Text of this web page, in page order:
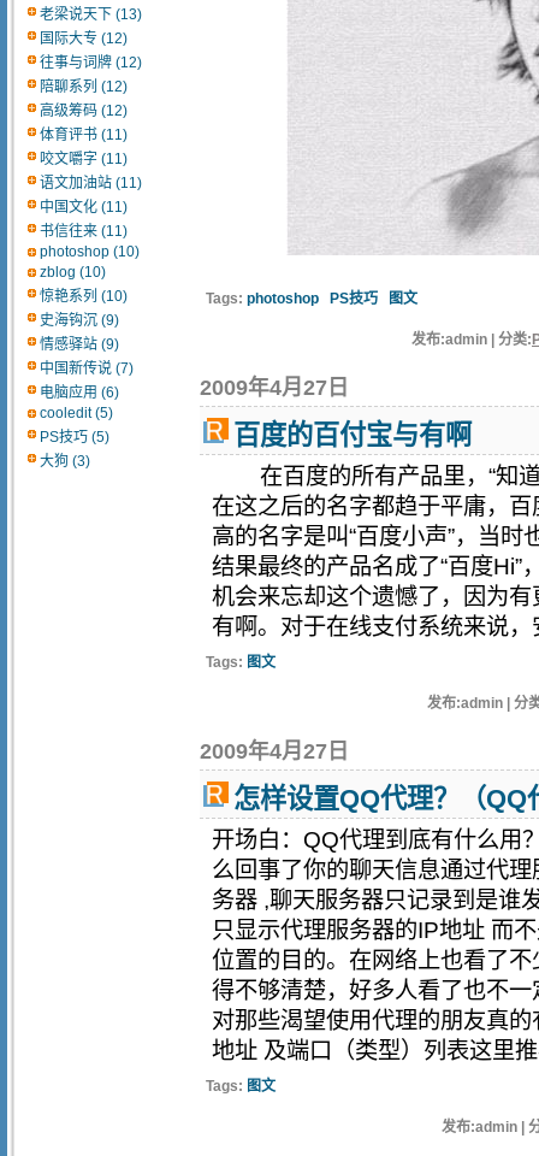
老梁说天下 (13)
国际大专 (12)
往事与词牌 (12)
陪聊系列 (12)
高级筹码 (12)
体育评书 (11)
咬文嚼字 (11)
语文加油站 (11)
中国文化 (11)
书信往来 (11)
photoshop (10)
zblog (10)
惊艳系列 (10)
史海钩沉 (9)
情感驿站 (9)
中国新传说 (7)
电脑应用 (6)
cooledit (5)
PS技巧 (5)
大狗 (3)
Tags: photoshop PS技巧 图文
发布:admin | 分类:
2009年4月27日
百度的百付宝与有啊
在百度的所有产品里，“知道
在这之后的名字都趋于平庸，
高的名字是叫“百度小声”，当
结果最终的产品名成了“百度
机会来忘却这个遗憾了，因为
有啊。对于在线支付系统来说，
Tags: 图文
发布:admin | 分
2009年4月27日
怎样设置QQ代理？（
开场白：QQ代理到底有什么用
么回事了你的聊天信息通过代
务器 ,聊天服务器只记录到是谁
只显示代理服务器的IP地址 而
位置的目的。在网络上也看了
得不够清楚，好多人看了也不
对那些渴望使用代理的朋友真
地址 及端口（类型）列表这里
Tags: 图文
发布:admin |